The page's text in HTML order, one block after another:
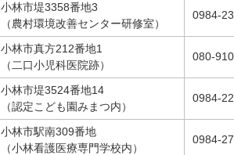
小林市堤3358番地3
（農村環境改善センター研修室）
0984-
小林市真方212番地1
（二口小児科医院跡）
080-
小林市堤3524番地14
（認定こども園みまつ内）
0984-
小林市駅南309番地
（小林看護医療専門学校内）
0984-